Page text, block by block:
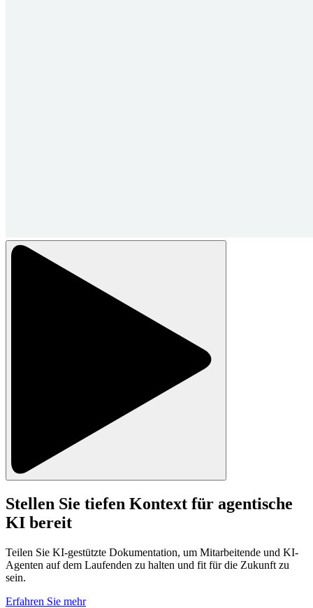
Stellen Sie tiefen Kontext für agentische
KI bereit
Teilen Sie KI-gestützte Dokumentation, um Mitarbeitende und KI-
Agenten auf dem Laufenden zu halten und fit für die Zukunft zu
sein.
Erfahren Sie mehr